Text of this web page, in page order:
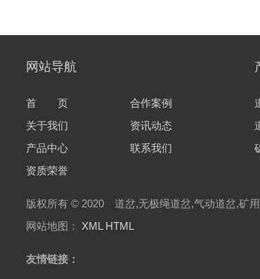
网站导航
首 页
合作案例
关于我们
资讯动态
产品中心
联系我们
资质荣誉
版权所有 © 2020 道岔,无极绳道岔,气动道岔,矿
网站地图： XML HTML
友情链接：